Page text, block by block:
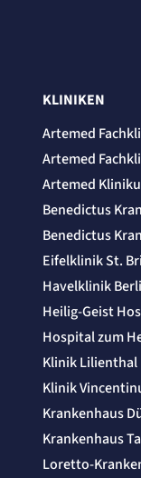
KLINIKEN
Artemed
Artemed
Artemed
Benedictus
Benedictus
Eifelklinik St.
Havelklinik
Heilig-Geist
Hospital zum
Klinik Lilienthal
Klinik
Krankenhaus
Krankenhaus
Loretto-
Speichert den
Cookie Laufzeit:
1 Jahr
STATISTIK
Statistik
anonym.
zu
Website
etracker
Name:
_et_coid
Anbieter: